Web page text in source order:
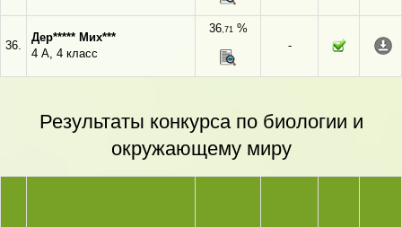
36.
Дер***** Мих***
4 А, 4 класс
36,71%
-
Результаты конкурса по биологии и
окружающему миру